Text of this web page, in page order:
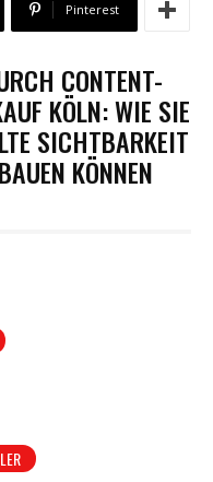
Pinterest
CONTENT-
KÖLN: WIE SIE
SICHTBARKEIT
KÖNNEN